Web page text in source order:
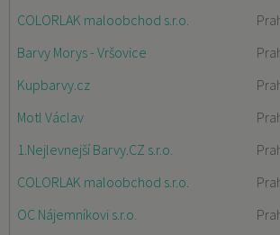
COLORLAK maloobchod s.r.o.
Barvy Morys - Vršovice
Kupbarvy.cz
Motl Václav
1.Nejlevnejší Barvy.CZ s.r.o.
COLORLAK maloobchod s.r.o.
OC Nájemníkovi s.r.o.